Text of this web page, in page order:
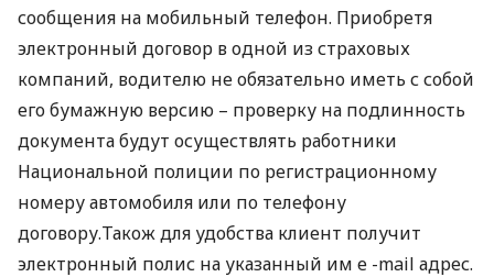
сообщения на мобильный телефон. Приобретя
электронный договор в одной из страховых
компаний, водителю не обязательно иметь с собой
его бумажную версию – проверку на подлинность
документа будут осуществлять работники
Национальной полиции по регистрационному
номеру автомобиля или по телефону
договору.Також для удобства клиент получит
электронный полис на указанный им е -mail адрес.